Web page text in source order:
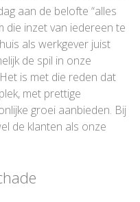
aan de belofte “alles
die inzet van iedereen te
als werkgever juist
de spil in onze
is met die reden dat
met prettige
groei aanbieden. Bij
de klanten als onze